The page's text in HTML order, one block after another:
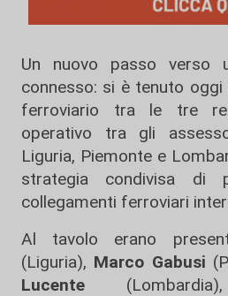
Un nuovo passo verso
connesso: si è tenuto
ferroviario tra le tre
operativo tra gli
Liguria, Piemonte e
strategia condivisa di
collegamenti ferroviari
Al tavolo erano
(Liguria), Marco Gabusi
Lucente